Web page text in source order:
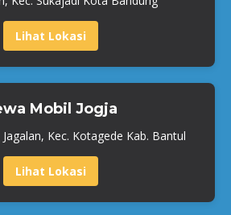
Lihat Lokasi
Mobil Jogja
Kec. Kotagede Kab. Bantul
Lihat Lokasi